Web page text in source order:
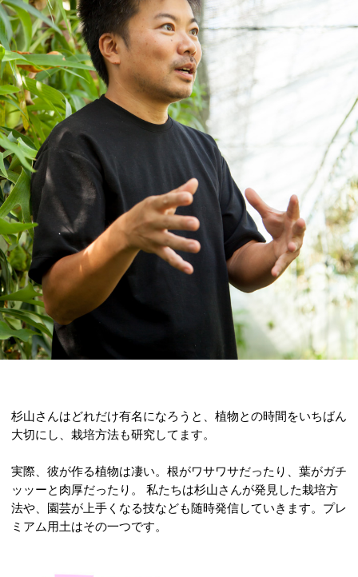
杉山さんはどれだけ有名になろうと、植物との時間をいちばん
大切にし、栽培方法も研究してます。
実際、彼が作る植物は凄い。根がワサワサだったり、葉がガチ
ッッーと肉厚だったり。 私たちは杉山さんが発見した栽培方
法や、園芸が上手くなる技なども随時発信していきます。プレ
ミアム用土はその一つです。